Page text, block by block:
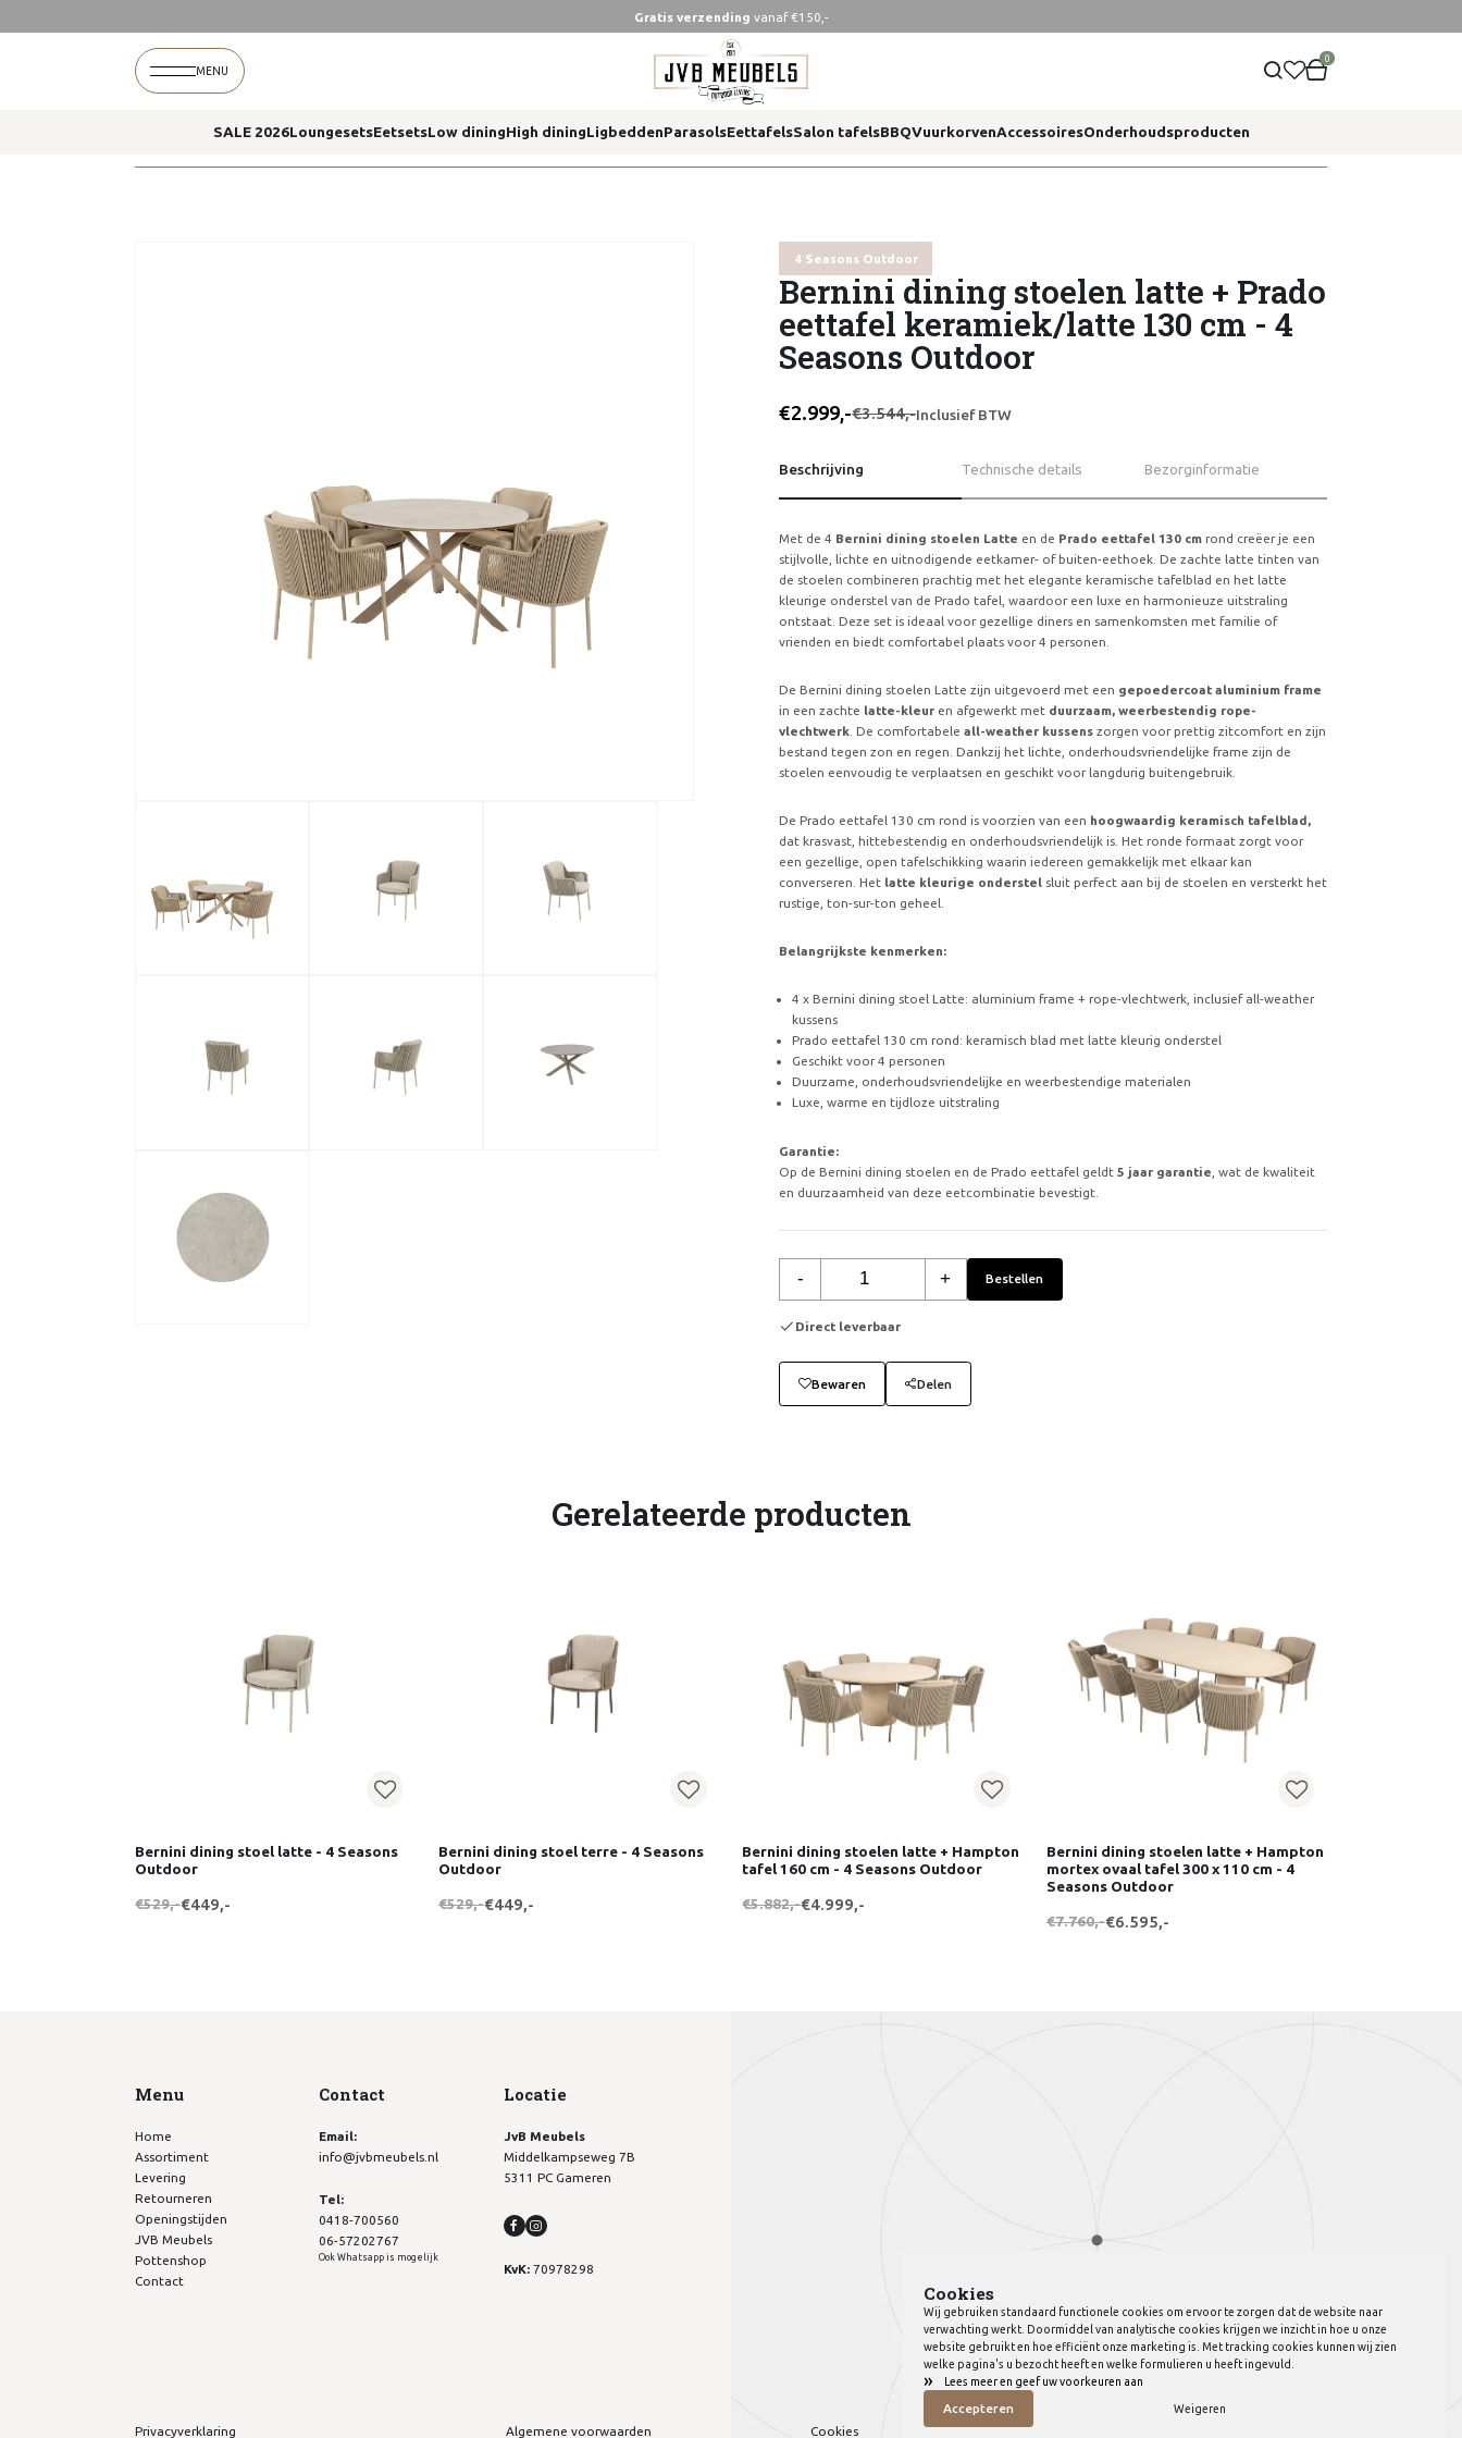
Gratis verzending vanaf €150,-
MENU
0
SALE 2026LoungesetsEetsetsLow diningHigh diningLigbeddenParasolsEettafelsSalon tafelsBBQVuurkorvenAccessoiresOnderhoudsproducten
Bernini dining stoelen latte prado eettafel latte 130 cm 4 seasons outdoor
Bernini dining stoelen latte prado eettafel latte 130 cm 4 seasons outdoor
4 Seasons Outdoor
Bernini dining stoelen latte + Prado
eettafel keramiek/latte 130 cm - 4
Seasons Outdoor
€2.999,-€3.544,-Inclusief BTW
Beschrijving Technische details Bezorginformatie
Met de 4 Bernini dining stoelen Latte en de Prado eettafel 130 cm rond creëer je een
stijlvolle, lichte en uitnodigende eetkamer- of buiten-eethoek. De zachte latte tinten van
de stoelen combineren prachtig met het elegante keramische tafelblad en het latte
kleurige onderstel van de Prado tafel, waardoor een luxe en harmonieuze uitstraling
ontstaat. Deze set is ideaal voor gezellige diners en samenkomsten met familie of
vrienden en biedt comfortabel plaats voor 4 personen.
De Bernini dining stoelen Latte zijn uitgevoerd met een gepoedercoat aluminium frame
in een zachte latte-kleur en afgewerkt met duurzaam, weerbestendig rope-
vlechtwerk . De comfortabeleall-weather kussens zorgen voor prettig zitcomfort en zijn
bestand tegen zon en regen. Dankzij het lichte, onderhoudsvriendelijke frame zijn de
stoelen eenvoudig te verplaatsen en geschikt voor langdurig buitengebruik.
De Prado eettafel 130 cm rond is voorzien van een hoogwaardig keramisch tafelblad,
dat krasvast, hittebestendig en onderhoudsvriendelijk is. Het ronde formaat zorgt voor
een gezellige, open tafelschikking waarin iedereen gemakkelijk met elkaar kan
converseren. Het latte kleurige onderstel sluit perfect aan bij de stoelen en versterkt het
rustige, ton-sur-ton geheel.
Belangrijkste kenmerken:
4 x Bernini dining stoel Latte: aluminium frame + rope-vlechtwerk, inclusief all-weather
kussens
Prado eettafel 130 cm rond: keramisch blad met latte kleurig onderstel
Geschikt voor 4 personen
Duurzame, onderhoudsvriendelijke en weerbestendige materialen
Luxe, warme en tijdloze uitstraling
Garantie:
Op de Bernini dining stoelen en de Prado eettafel geldt5 jaar garantie , wat de kwaliteit
en duurzaamheid van deze eetcombinatie bevestigt.
- + Bestellen
Direct leverbaar
Bewaren Delen
Gerelateerde producten
Bernini dining stoel latte - 4 Seasons
Outdoor
€529,-€449,-
Bernini dining stoel terre - 4 Seasons
Outdoor
€529,-€449,-
Bernini dining stoelen latte + Hampton
tafel 160 cm - 4 Seasons Outdoor
€5.882,-€4.999,-
Bernini dining stoelen latte + Hampton
mortex ovaal tafel 300 x 110 cm - 4
Seasons Outdoor
€7.760,-€6.595,-
Menu
Home
Assortiment
Levering
Retourneren
Openingstijden
JVB Meubels
Pottenshop
Contact
Contact
Email:
info@jvbmeubels.nl
Tel:
0418-700560
06-57202767
Ook Whatsapp is mogelijk
Locatie
JvB Meubels
Middelkampseweg 7B
5311 PC Gameren
KvK:70978298
Privacyverklaring Algemene voorwaarden Cookies
Cookies
Wij gebruiken standaard functionele cookies om ervoor te zorgen dat de website naar
verwachting werkt. Doormiddel van analytische cookies krijgen we inzicht in hoe u onze
website gebruikt en hoe efficiënt onze marketing is. Met tracking cookies kunnen wij zien
welke pagina's u bezocht heeft en welke formulieren u heeft ingevuld.
» Lees meer en geef uw voorkeuren aan
Accepteren Weigeren